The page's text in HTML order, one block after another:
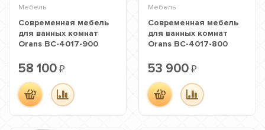
Мебель
Современная мебель
для ванных комнат
Orans BC-4017-900
58 100 ₽
Мебель
Современная мебель
для ванных комнат
Orans BC-4017-800
53 900 ₽